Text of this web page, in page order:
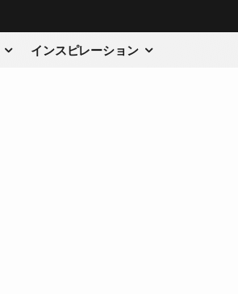
インスピレーション